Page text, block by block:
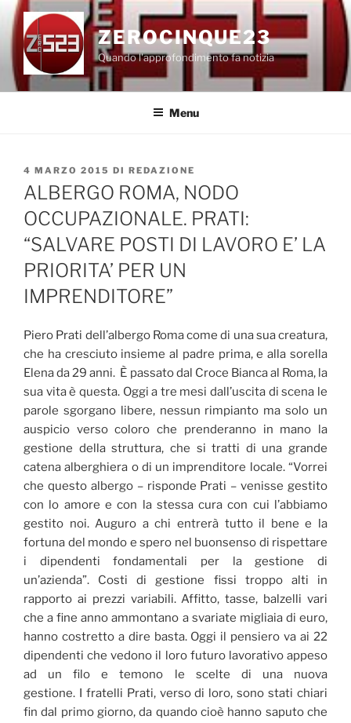
Salta
contenuto
ZEROCINQUE23
Quando l'approfondimento fa notizia
Menu
PUBBLICATO
IL
4 MARZO 2015 DI REDAZIONE
ALBERGO ROMA, NODO
OCCUPAZIONALE. PRATI:
“SALVARE POSTI DI LAVORO E’ LA
PRIORITA’ PER UN
IMPRENDITORE”
Piero Prati dell’albergo Roma come di una sua creatura,
che ha cresciuto insieme al padre prima, e alla sorella
Elena da 29 anni. È passato dal Croce Bianca al Roma, la
sua vita è questa. Oggi a tre mesi dall’uscita di scena le
parole sgorgano libere, nessun rimpianto ma solo un
auspicio verso coloro che prenderanno in mano la
gestione della struttura, che si tratti di una grande
catena alberghiera o di un imprenditore locale. “Vorrei
che questo albergo – risponde Prati – venisse gestito
con lo amore e con la stessa cura con cui l’abbiamo
gestito noi. Auguro a chi entrerà tutto il bene e la
fortuna del mondo e spero nel buonsenso di rispettare
i dipendenti fondamentali per la gestione di
un’azienda”. Costi di gestione fissi troppo alti in
rapporto ai prezzi variabili. Affitto, tasse, balzelli vari
che a fine anno ammontano a svariate migliaia di euro,
hanno costretto a dire basta. Oggi il pensiero va ai 22
dipendenti che vedono il loro futuro lavorativo appeso
ad un filo e temono le scelte di una nuova
gestione. I fratelli Prati, verso di loro, sono stati chiari
fin dal primo giorno, da quando cioè hanno saputo che